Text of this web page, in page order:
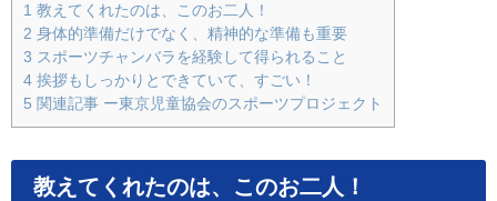
1 教えてくれたのは、このお二人！
2 身体的準備だけでなく、精神的な準備も重要
3 スポーツチャンバラを経験して得られること
4 挨拶もしっかりとできていて、すごい！
5 関連記事 ー東京児童協会のスポーツプロジェクト
教えてくれたのは、このお二人！